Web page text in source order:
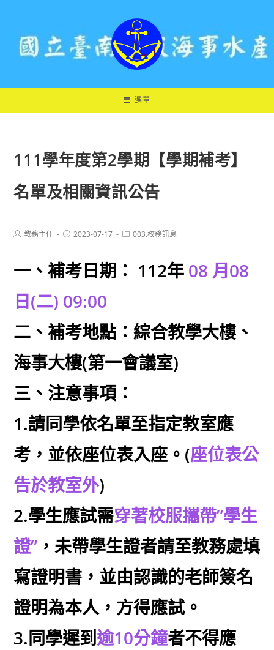
選單
111學年度第2學期【學期補考】
名單及相關資訊公告
Post教務主任
Post2023-07-17
Post003.校務訊息
一、補考日期： 112年 08 月08
日(二) 09:00
二、補考地點：綜合教學大樓、
海事大樓(第一會議室)
三、注意事項：
1.請同學依名單至指定教室應
考，並依座位表入座。(座位表公
告於教室外)
2.學生應試需穿著校服攜帶”學生
證” ，未帶學生證者請至教務處填
寫證明書，並由認識的老師簽名
證明為本人，方得應試。
3.同學遲到逾10分鐘者不得應